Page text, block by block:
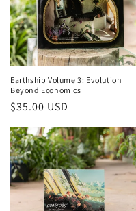
Earthship Volume 3: Evolution
Beyond Economics
Prezzo
di
listino
$35.00 USD